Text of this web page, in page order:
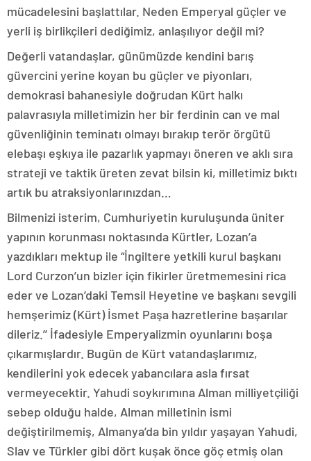
mücadelesini başlattılar. Neden Emperyal güçler ve
yerli iş birlikçileri dediğimiz, anlaşılıyor değil mi?
Değerli vatandaşlar, günümüzde kendini barış
güvercini yerine koyan bu güçler ve piyonları,
demokrasi bahanesiyle doğrudan Kürt halkı
palavrasıyla milletimizin her bir ferdinin can ve mal
güvenliğinin teminatı olmayı bırakıp terör örgütü
elebaşı eşkıya ile pazarlık yapmayı öneren ve aklı sıra
strateji ve taktik üreten zevat bilsin ki, milletimiz bıktı
artık bu atraksiyonlarınızdan…
Bilmenizi isterim, Cumhuriyetin kuruluşunda üniter
yapının korunması noktasında Kürtler, Lozan’a
yazdıkları mektup ile “İngiltere yetkili kurul başkanı
Lord Curzon’un bizler için fikirler üretmemesini rica
eder ve Lozan’daki Temsil Heyetine ve başkanı sevgili
hemşerimiz (Kürt) İsmet Paşa hazretlerine başarılar
dileriz.’’ İfadesiyle Emperyalizmin oyunlarını boşa
çıkarmışlardır. Bugün de Kürt vatandaşlarımız,
kendilerini yok edecek yabancılara asla fırsat
vermeyecektir. Yahudi soykırımına Alman milliyetçiliği
sebep olduğu halde, Alman milletinin ismi
değiştirilmemiş, Almanya’da bin yıldır yaşayan Yahudi,
Slav ve Türkler gibi dört kuşak önce göç etmiş olan